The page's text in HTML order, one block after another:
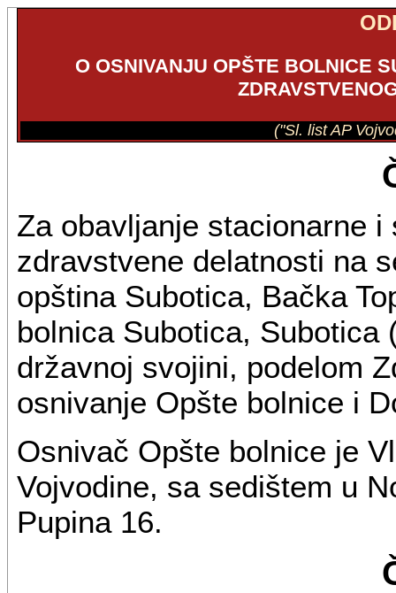
O OSNIVANJU OPŠTE BOLNICE
("Sl. list AP
Za obavljanje stacionarne
zdravstvene delatnosti na
opština Subotica, Bačka
bolnica Subotica,
državnoj svojini, podelom
osnivanje Opšte bolnice i
Osnivač Opšte bolnice je
Vojvodine, sa sedištem u
Pupina 16.